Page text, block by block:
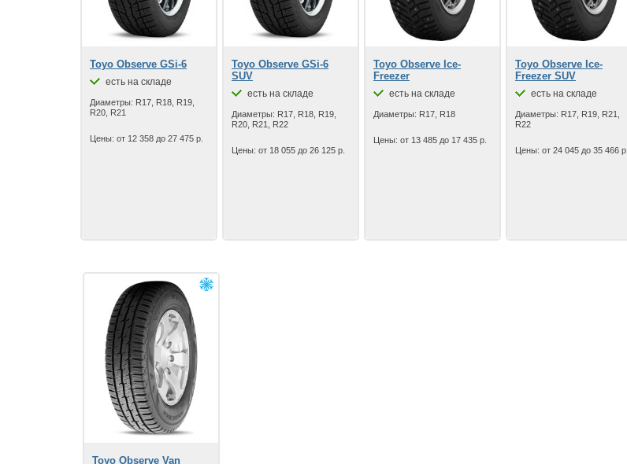
Toyo Observe GSi-6
есть на складе
Диаметры: R17, R18, R19,
R20, R21
Цены: от 12 358 до 27 475 р.
Toyo Observe GSi-6
SUV
есть на складе
Диаметры: R17, R18, R19,
R20, R21, R22
Цены: от 18 055 до 26 125 р.
Toyo Observe Ice-
Freezer
есть на складе
Диаметры: R17, R18
Цены: от 13 485 до 17 435 р.
Toyo Observe Ice-
Freezer SUV
есть на складе
Диаметры: R17, R19, R21,
R22
Цены: от 24 045 до 35 466 р.
Toyo Observe Van